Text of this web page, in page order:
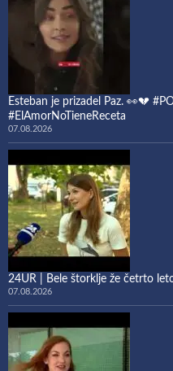
Esteban je prizadel Paz. 👀💔
#ElAmorNoTieneReceta
07.08.2026
24UR | Bele štorklje že četrto
07.08.2026